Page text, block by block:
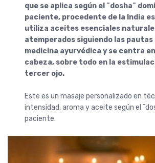
que se aplica según el ¨dosha¨
paciente, procedente de la India
utiliza aceites esenciales
atemperados siguiendo las pautas
medicina ayurvédica y se centra
cabeza, sobre todo en la
tercer ojo.
Este es un masaje personalizado en
intensidad, aroma y aceite según el
paciente.